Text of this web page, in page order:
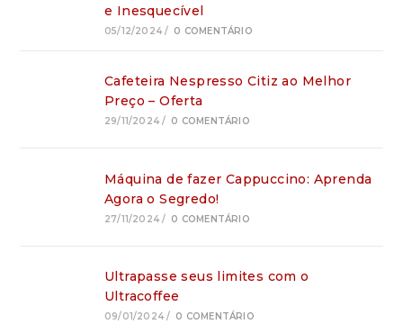
e Inesquecível
05/12/2024 / 0 COMENTÁRIO
Cafeteira Nespresso Citiz ao Melhor
Preço – Oferta
29/11/2024 / 0 COMENTÁRIO
Máquina de fazer Cappuccino: Aprenda
Agora o Segredo!
27/11/2024 / 0 COMENTÁRIO
Ultrapasse seus limites com o
Ultracoffee
09/01/2024 / 0 COMENTÁRIO